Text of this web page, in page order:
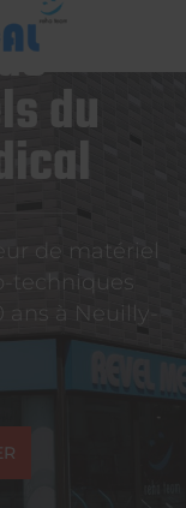
du
de matériel
techniques
à Neuilly-